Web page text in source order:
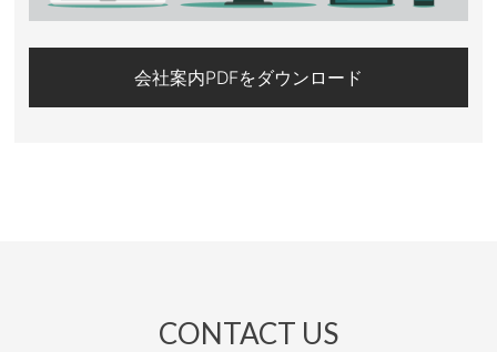
会社案内PDFをダウンロード
CONTACT US